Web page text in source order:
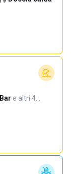
Bar·e altri 4…